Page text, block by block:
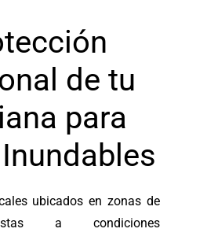
de tu
para
ubicados en zonas de
a condiciones